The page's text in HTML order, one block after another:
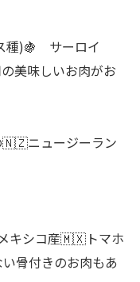
種)🍇 サーロイ
美味しいお肉がお
🇳🇿ニュージーラン
シコ産🇲🇽トマホ
骨付きのお肉もあ